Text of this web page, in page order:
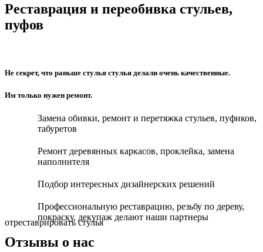
Реставрация и переобивка стульев,
пуфов
Не секрет, что раньше стулья стулья делали очень качественные.
Им только нужен ремонт.
Замена обивки, ремонт и перетяжка стульев, пуфиков,
табуретов
Ремонт деревянных каркасов, проклейка, замена
наполнителя
Подбор интересных дизайнерских решений
Профессиональную реставрацию, резьбу по дереву,
покраску, декупаж делают наши партнеры
отреставрировать стулья
Отзывы о нас